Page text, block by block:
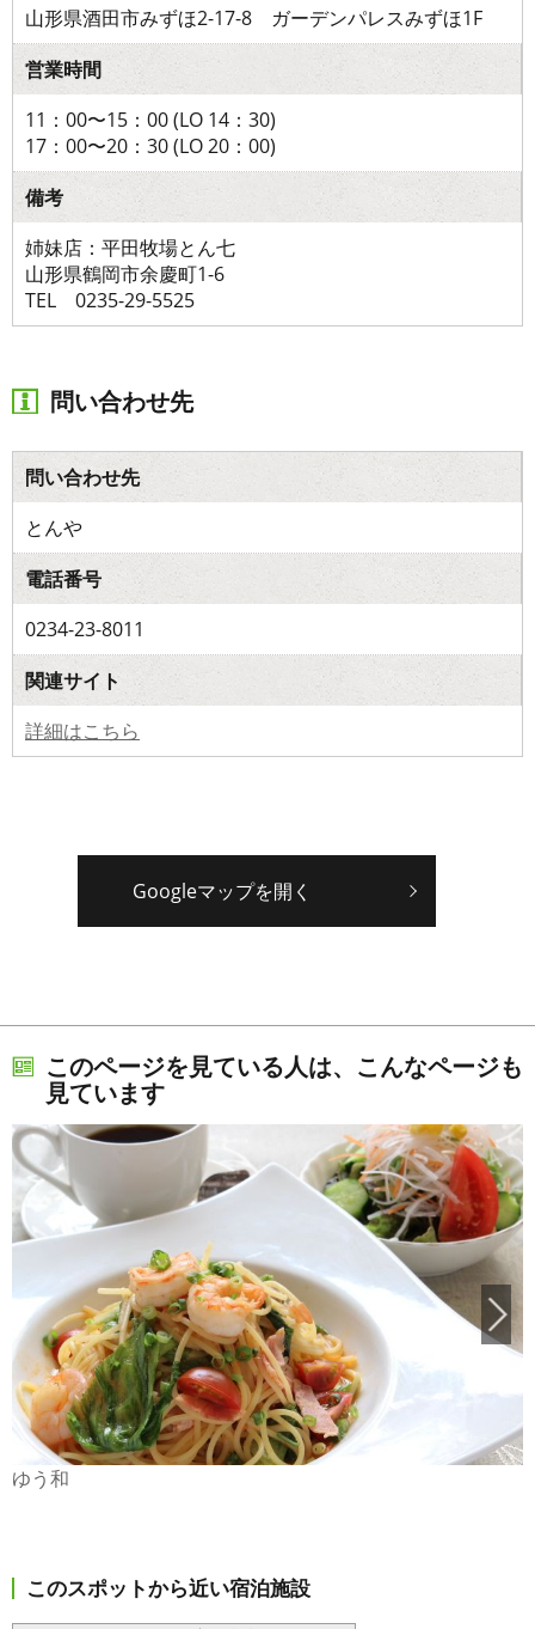
山形県酒田市みずほ2-17-8 ガーデンパレスみずほ1F
営業時間
11：00〜15：00 (LO 14：30)
17：00〜20：30 (LO 20：00)
備考
姉妹店：平田牧場とん七
山形県鶴岡市余慶町1-6
TEL 0235-29-5525
問い合わせ先
問い合わせ先
とんや
電話番号
0234-23-8011
関連サイト
詳細はこちら
Googleマップを開く
このページを見ている人は、こんなページも
見ています
ゆう和
このスポットから近い宿泊施設